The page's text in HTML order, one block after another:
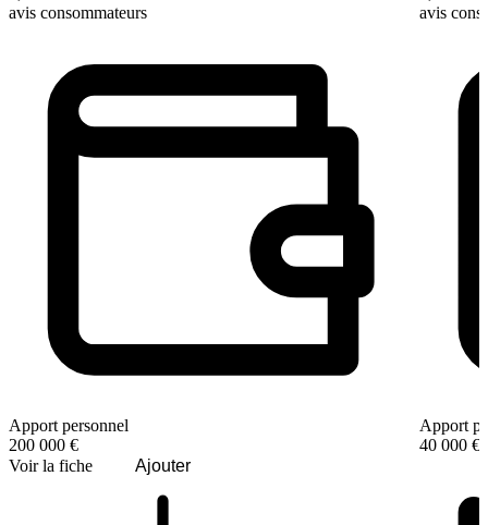
avis consommateurs
Apport personnel
200 000 €
Voir la fiche
Ajouter
avis
Apport
40 000 €